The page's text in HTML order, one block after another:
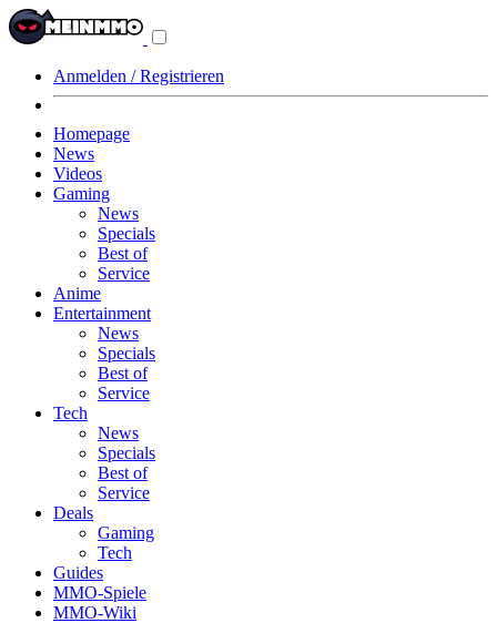
Anmelden / Registrieren
Homepage
News
Videos
Gaming
News
Specials
Best of
Service
Anime
Entertainment
News
Specials
Best of
Service
Tech
News
Specials
Best of
Service
Deals
Gaming
Tech
Guides
MMO-Spiele
MMO-Wiki